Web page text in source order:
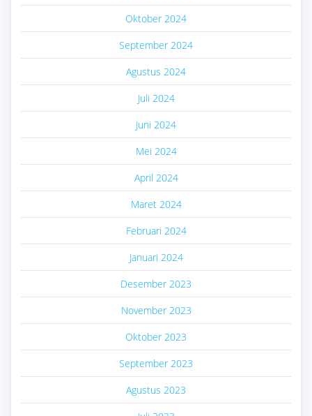
Oktober 2024
September 2024
Agustus 2024
Juli 2024
Juni 2024
Mei 2024
April 2024
Maret 2024
Februari 2024
Januari 2024
Desember 2023
November 2023
Oktober 2023
September 2023
Agustus 2023